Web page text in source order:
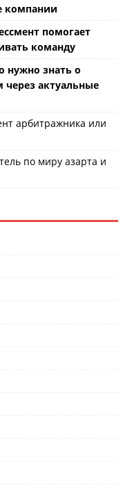
компании
помогает
команду
нужно знать о
актуальные
арбитражника или
по миру азарта и